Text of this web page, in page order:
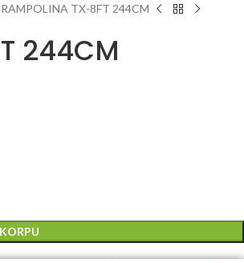
TX-8FT 244CM
244CM